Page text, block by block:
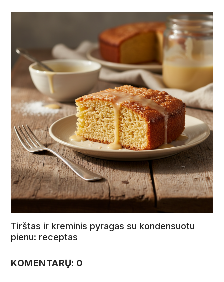
Tirštas ir kreminis pyragas su kondensuotu
pienu: receptas
KOMENTARŲ: 0